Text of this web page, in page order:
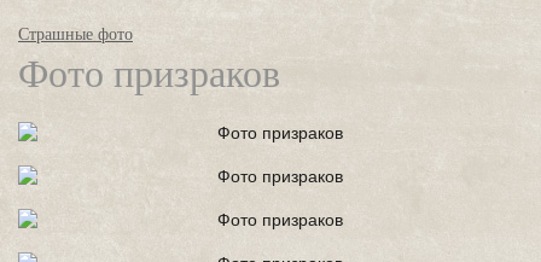
Страшные фото
Фото призраков